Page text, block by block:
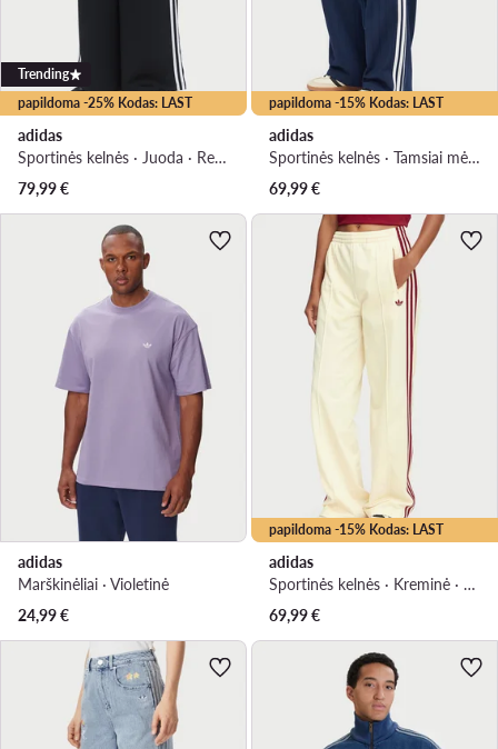
papildoma -25% Kodas: LAST
Trending
adidas
Sportinės kelnės · Juoda · Regular Fit
79,99€
papildoma -15% Kodas: LAST
adidas
Sportinės kelnės · Tamsiai mėlyna · Relaxed Fit
69,99€
adidas
Marškinėliai · Violetinė
24,99€
papildoma -15% Kodas: LAST
adidas
Sportinės kelnės · Kreminė · Relaxed Fit
69,99€